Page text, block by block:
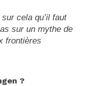
sur cela qu’il faut
sur un mythe de
frontières
?